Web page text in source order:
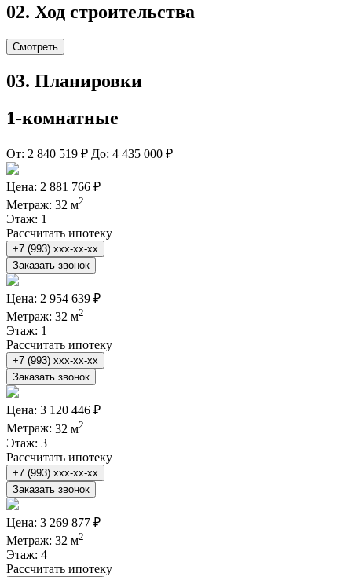
02. Ход строительства
Смотреть
03. Планировки
1-комнатные
От: 2 840 519 ₽ До: 4 435 000 ₽
Цена: 2 881 766 ₽
Метраж: 32 м2
Этаж: 1
Рассчитать ипотеку
+7 (993) xxx-xx-xx
Заказать звонок
Цена: 2 954 639 ₽
Метраж: 32 м2
Этаж: 1
Рассчитать ипотеку
+7 (993) xxx-xx-xx
Заказать звонок
Цена: 3 120 446 ₽
Метраж: 32 м2
Этаж: 3
Рассчитать ипотеку
+7 (993) xxx-xx-xx
Заказать звонок
Цена: 3 269 877 ₽
Метраж: 32 м2
Этаж: 4
Рассчитать ипотеку